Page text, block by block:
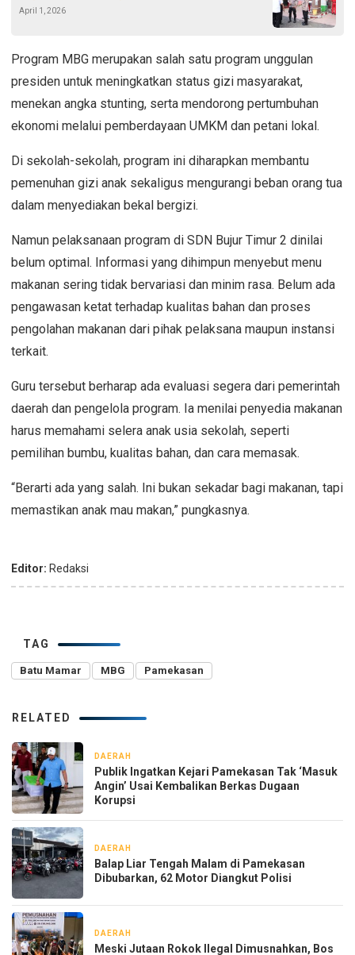
April 1, 2026
Program MBG merupakan salah satu program unggulan
presiden untuk meningkatkan status gizi masyarakat,
menekan angka stunting, serta mendorong pertumbuhan
ekonomi melalui pemberdayaan UMKM dan petani lokal.
Di sekolah-sekolah, program ini diharapkan membantu
pemenuhan gizi anak sekaligus mengurangi beban orang tua
dalam menyediakan bekal bergizi.
Namun pelaksanaan program di SDN Bujur Timur 2 dinilai
belum optimal. Informasi yang dihimpun menyebut menu
makanan sering tidak bervariasi dan minim rasa. Belum ada
pengawasan ketat terhadap kualitas bahan dan proses
pengolahan makanan dari pihak pelaksana maupun instansi
terkait.
Guru tersebut berharap ada evaluasi segera dari pemerintah
daerah dan pengelola program. Ia menilai penyedia makanan
harus memahami selera anak usia sekolah, seperti
pemilihan bumbu, kualitas bahan, dan cara memasak.
“Berarti ada yang salah. Ini bukan sekadar bagi makanan, tapi
memastikan anak mau makan,” pungkasnya.
Editor: Redaksi
TAG
Batu Mamar MBG Pamekasan
RELATED
DAERAH
Publik Ingatkan Kejari Pamekasan Tak ‘Masuk
Angin’ Usai Kembalikan Berkas Dugaan
Korupsi
DAERAH
Balap Liar Tengah Malam di Pamekasan
Dibubarkan, 62 Motor Diangkut Polisi
DAERAH
Meski Jutaan Rokok Ilegal Dimusnahkan, Bos